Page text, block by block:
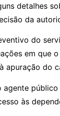
detalhes
da
do
em que
apuração do
agente
às